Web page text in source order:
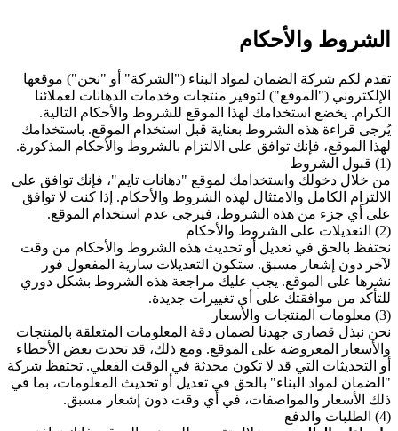
الشروط والأحكام
تقدم لكم شركة الضمان لمواد البناء ("الشركة" أو "نحن") موقعها
الإلكتروني ("الموقع") لتوفير منتجات وخدمات الدهانات لعملائنا
الكرام. يخضع استخدامك لهذا الموقع للشروط والأحكام التالية.
يُرجى قراءة هذه الشروط بعناية قبل استخدام الموقع. باستخدامك
لهذا الموقع، فإنك توافق على الالتزام بالشروط والأحكام المذكورة.
(1) قبول الشروط
من خلال دخولك واستخدامك لموقع "دهانات تايم"، فإنك توافق على
الالتزام الكامل والامتثال لهذه الشروط والأحكام. إذا كنت لا توافق
على أي جزء من هذه الشروط، فيرجى عدم استخدام الموقع.
(2) التعديلات على الشروط والأحكام
نحتفظ بالحق في تعديل أو تحديث هذه الشروط والأحكام من وقت
لآخر دون إشعار مسبق. ستكون التعديلات سارية المفعول فور
نشرها على الموقع. يجب عليك مراجعة هذه الشروط بشكل دوري
للتأكد من موافقتك على أي تغييرات جديدة.
(3) معلومات المنتجات والأسعار
نحن نبذل قصارى جهدنا لضمان دقة المعلومات المتعلقة بالمنتجات
والأسعار المعروضة على الموقع. ومع ذلك، قد تحدث بعض الأخطاء
أو التحديثات التي قد لا تكون محدثة في الوقت الفعلي. تحتفظ شركة
"الضمان لمواد البناء" بالحق في تعديل أو تحديث المعلومات، بما في
ذلك الأسعار والمواصفات، في أي وقت دون إشعار مسبق.
(4) الطلبات والدفع